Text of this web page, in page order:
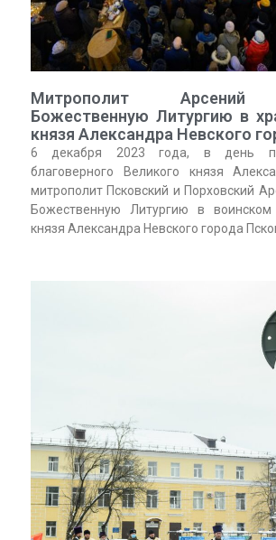
Митрополит Арсений
Божественную Литургию в
князя Александра Невского
6 декабря 2023 года, в день
благоверного Великого князя
митрополит Псковский и Порховский
Божественную Литургию в воинском
князя Александра Невского города